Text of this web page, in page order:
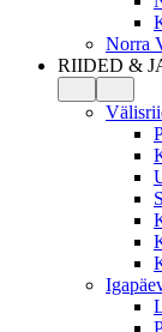
Norra
RIIDED &